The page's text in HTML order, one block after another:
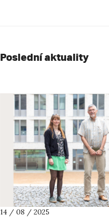
Poslední aktuality
14 / 08 / 2025